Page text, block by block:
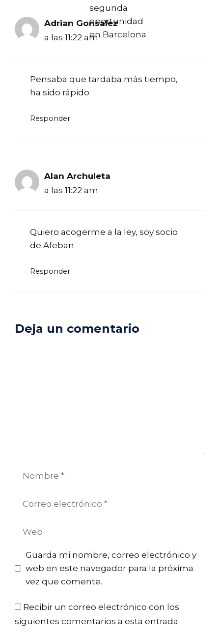
segunda
oportunidad
en Barcelona.
Adrian Gonsalez
a las 11:22 am
Pensaba que tardaba más tiempo,
ha sido rápido
Responder
Alan Archuleta
a las 11:22 am
Quiero acogerme a la ley, soy socio
de Afeban
Responder
Deja un comentario
Nombre
Guarda mi nombre, correo electrónico y
web en este navegador para la próxima
vez que comente.
Recibir un correo electrónico con los
siguientes comentarios a esta entrada.